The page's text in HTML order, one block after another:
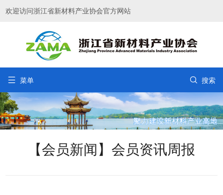
欢迎访问浙江省新材料产业协会官方网站
 菜单  搜索
【会员新闻】会员资讯周报